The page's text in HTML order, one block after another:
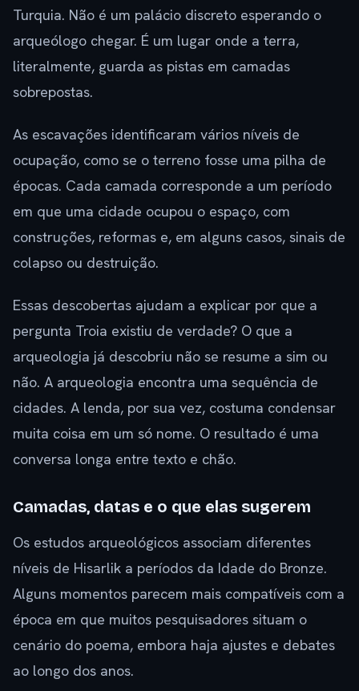
Turquia. Não é um palácio discreto esperando o
arqueólogo chegar. É um lugar onde a terra,
literalmente, guarda as pistas em camadas
sobrepostas.
As escavações identificaram vários níveis de
ocupação, como se o terreno fosse uma pilha de
épocas. Cada camada corresponde a um período
em que uma cidade ocupou o espaço, com
construções, reformas e, em alguns casos, sinais de
colapso ou destruição.
Essas descobertas ajudam a explicar por que a
pergunta Troia existiu de verdade? O que a
arqueologia já descobriu não se resume a sim ou
não. A arqueologia encontra uma sequência de
cidades. A lenda, por sua vez, costuma condensar
muita coisa em um só nome. O resultado é uma
conversa longa entre texto e chão.
Camadas, datas e o que elas sugerem
Os estudos arqueológicos associam diferentes
níveis de Hisarlik a períodos da Idade do Bronze.
Alguns momentos parecem mais compatíveis com a
época em que muitos pesquisadores situam o
cenário do poema, embora haja ajustes e debates
ao longo dos anos.